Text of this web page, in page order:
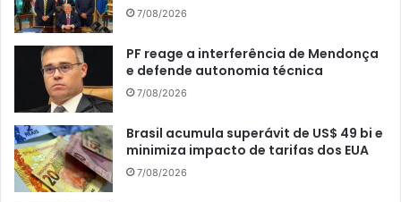
7/08/2026
PF reage a interferência de Mendonça
e defende autonomia técnica
7/08/2026
Brasil acumula superávit de US$ 49 bi e
minimiza impacto de tarifas dos EUA
7/08/2026